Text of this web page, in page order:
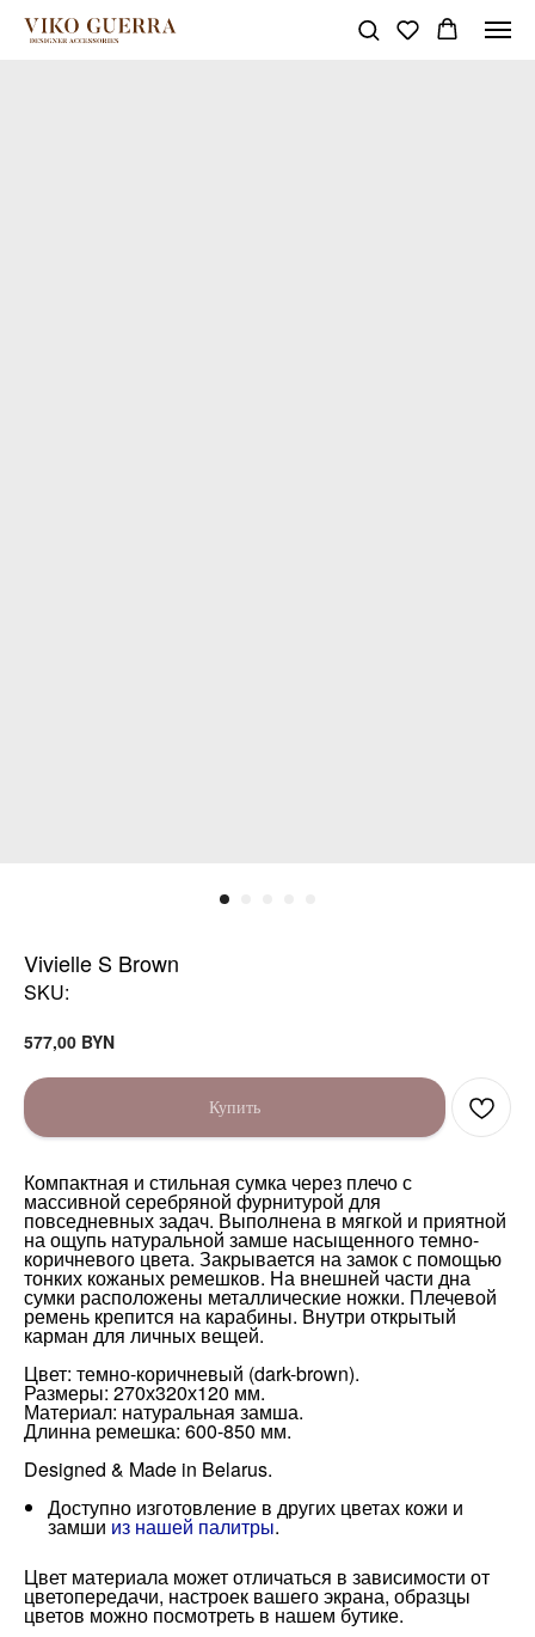
Vivielle S Brown
SKU:
577,00 BYN
Купить
Компактная и стильная сумка через плечо с
массивной серебряной фурнитурой для
повседневных задач. Выполнена в мягкой и приятной
на ощупь натуральной замше насыщенного темно-
коричневого цвета. Закрывается на замок с помощью
тонких кожаных ремешков. На внешней части дна
сумки расположены металлические ножки. Плечевой
ремень крепится на карабины. Внутри открытый
карман для личных вещей.
Цвет: темно-коричневый (dark-brown).
Размеры: 270х320х120 мм.
Материал: натуральная замша.
Длинна ремешка: 600-850 мм.
Designed & Made in Belarus.
Доступно изготовление в других цветах кожи и
замши из нашей палитры.
Цвет материала может отличаться в зависимости от
цветопередачи, настроек вашего экрана, образцы
цветов можно посмотреть в нашем бутике.